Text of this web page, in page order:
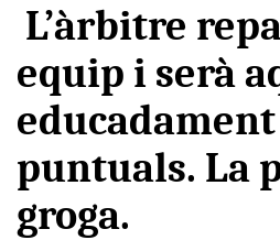
L’àrbitre
equip i serà
puntuals. La
groga.